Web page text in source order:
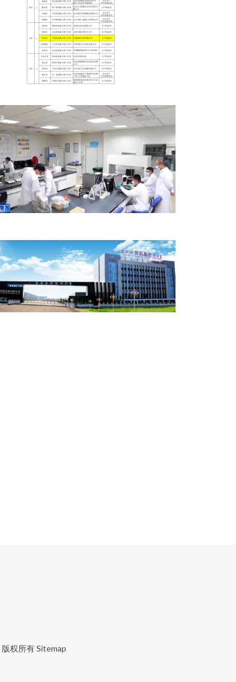
版权所有Sitemap